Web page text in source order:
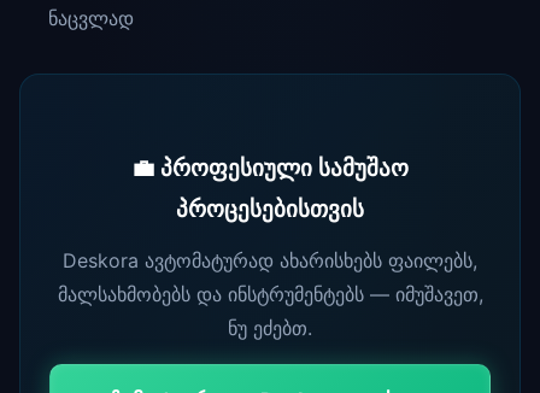
ნაცვლად
💼 პროფესიული სამუშაო
პროცესებისთვის
Deskora ავტომატურად ახარისხებს ფაილებს,
მალსახმობებს და ინსტრუმენტებს — იმუშავეთ,
ნუ ეძებთ.